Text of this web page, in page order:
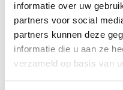
informatie over uw
partners voor social
partners kunnen deze
informatie die u aan ze
verzameld op basis van
Maat:
Lengte:
Breedte: